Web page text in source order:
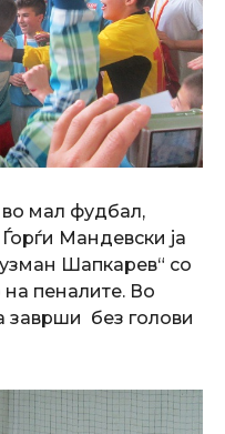
мал фудбал,
Мандевски ја
Шапкарев“ со
пеналите. Во
заврши без голови